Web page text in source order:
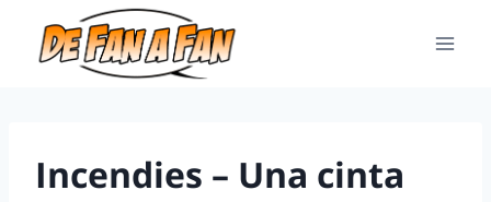
Incendies – Una cinta